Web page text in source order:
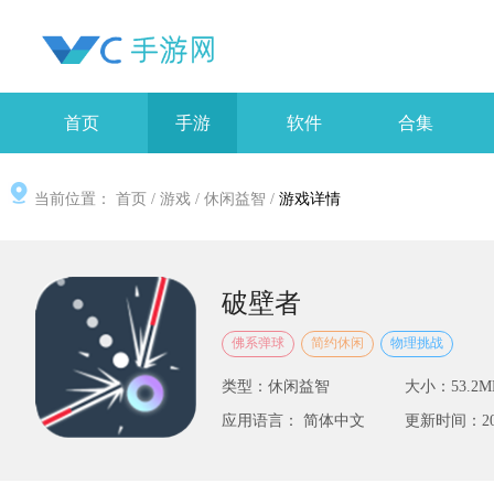
首页 手游 软件 合集
当前位置： 首页 / 游戏 / 休闲益智 / 游戏详情
破壁者
佛系弹球 简约休闲 物理挑战
类型：休闲益智 大小：
应用语言： 简体中文 更新时间：